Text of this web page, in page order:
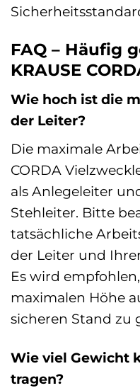
FAQ – Häufig
KRAUSE
Wie hoch ist die
der Leiter?
Die maximale
CORDA
als Anlegeleiter
Stehleiter. Bitte
tatsächliche
der Leiter und
Es wird
maximalen Höhe
sicheren Stand zu
Wie viel Gewicht
tragen?